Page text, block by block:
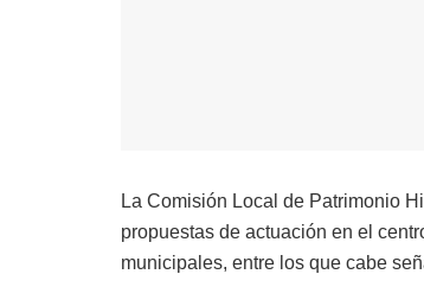
La Comisión Local de Patrimonio
propuestas de actuación en el
municipales, entre los que cabe